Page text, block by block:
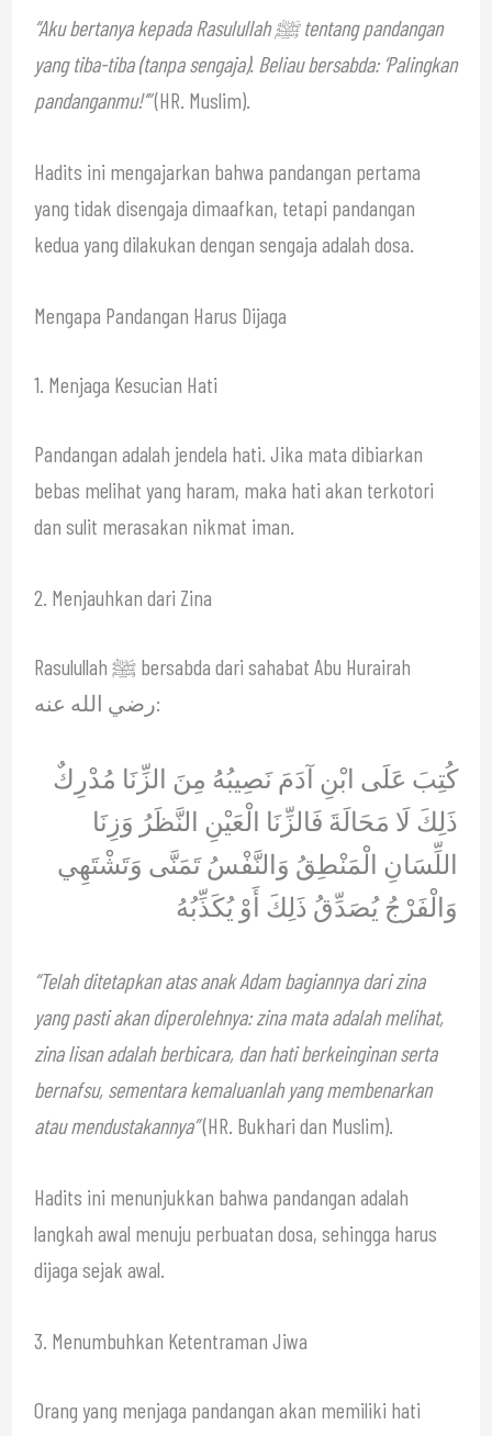
“Aku bertanya kepada Rasulullah ﷺ tentang pandangan
yang tiba-tiba (tanpa sengaja). Beliau bersabda: ‘Palingkan
pandanganmu!’”(HR. Muslim).
Hadits ini mengajarkan bahwa pandangan pertama
yang tidak disengaja dimaafkan, tetapi pandangan
kedua yang dilakukan dengan sengaja adalah dosa.
Mengapa Pandangan Harus Dijaga
1. Menjaga Kesucian Hati
Pandangan adalah jendela hati. Jika mata dibiarkan
bebas melihat yang haram, maka hati akan terkotori
dan sulit merasakan nikmat iman.
2. Menjauhkan dari Zina
Rasulullah ﷺ bersabda dari sahabat Abu Hurairah
رضي الله عنه:
كُتِبَ عَلَى ابْنِ آدَمَ نَصِيبُهُ مِنَ الزِّنَا مُدْرِكٌ
ذَلِكَ لَا مَحَالَةَ فَالزِّنَا الْعَيْنِ النَّظَرُ وَزِنَا
اللِّسَانِ الْمَنْطِقُ وَالنَّفْسُ تَمَنَّى وَتَشْتَهِي
وَالْفَرْجُ يُصَدِّقُ ذَلِكَ أَوْ يُكَذِّبُهُ
“Telah ditetapkan atas anak Adam bagiannya dari zina
yang pasti akan diperolehnya: zina mata adalah melihat,
zina lisan adalah berbicara, dan hati berkeinginan serta
bernafsu, sementara kemaluanlah yang membenarkan
atau mendustakannya”(HR. Bukhari dan Muslim).
Hadits ini menunjukkan bahwa pandangan adalah
langkah awal menuju perbuatan dosa, sehingga harus
dijaga sejak awal.
3. Menumbuhkan Ketentraman Jiwa
Orang yang menjaga pandangan akan memiliki hati